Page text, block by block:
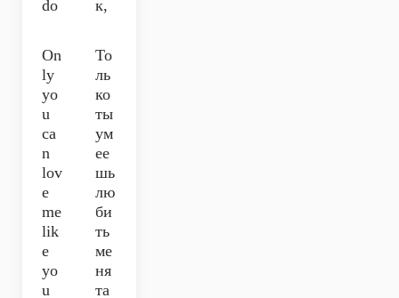
do
к,
On
ly
yo
u
ca
n
lov
e
me
lik
e
yo
u
То
ль
ко
ты
ум
ее
шь
лю
би
ть
ме
ня
та